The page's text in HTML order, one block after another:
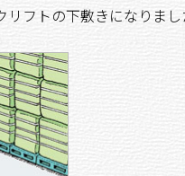
フトの下敷きになりま